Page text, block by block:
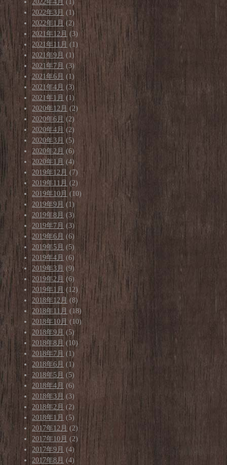
2022年4月 (1)
2022年3月 (1)
2022年1月 (2)
2021年12月 (3)
2021年11月 (1)
2021年9月 (1)
2021年7月 (3)
2021年6月 (1)
2021年4月 (3)
2021年1月 (1)
2020年12月 (2)
2020年6月 (2)
2020年4月 (2)
2020年3月 (5)
2020年2月 (6)
2020年1月 (4)
2019年12月 (7)
2019年11月 (2)
2019年10月 (10)
2019年9月 (1)
2019年8月 (3)
2019年7月 (3)
2019年6月 (6)
2019年5月 (5)
2019年4月 (6)
2019年3月 (9)
2019年2月 (6)
2019年1月 (12)
2018年12月 (8)
2018年11月 (18)
2018年10月 (10)
2018年9月 (5)
2018年8月 (10)
2018年7月 (1)
2018年6月 (1)
2018年5月 (5)
2018年4月 (6)
2018年3月 (3)
2018年2月 (2)
2018年1月 (5)
2017年12月 (2)
2017年10月 (2)
2017年9月 (4)
2017年8月 (4)